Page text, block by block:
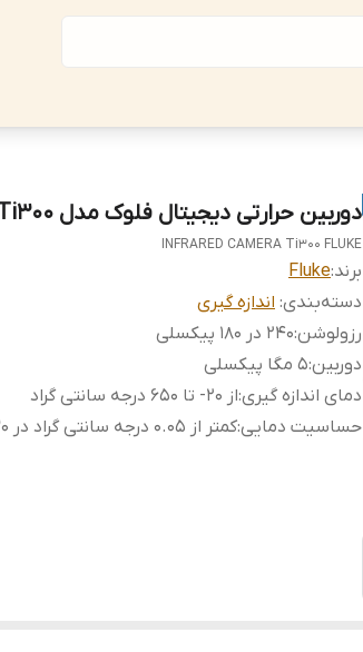
دوربین حرارتی دیجیتال فلوک مدل FLUKE Ti300
INFRARED CAMERA Ti300 FLUKE
برند:Fluke
دسته‌بندی: اندازه گیری
رزولوشن:240 در 180 پیکسلی
دوربین:5 مگا پیکسلی
دمای اندازه گیری:از 20- تا 650 درجه سانتی گراد
حساسیت دمایی:کمتر از 0.05 درجه سانتی گراد در 30 درجه